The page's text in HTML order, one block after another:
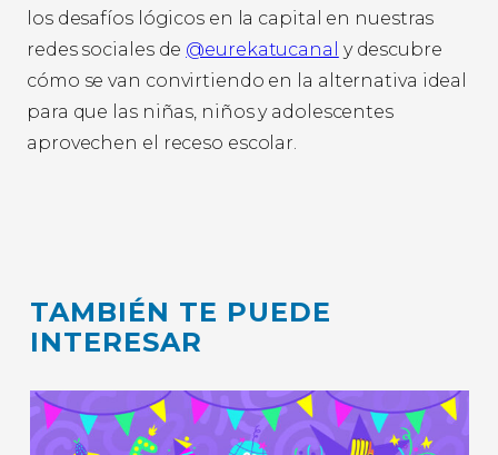
los desafíos lógicos en la capital en nuestras
redes sociales de @eurekatucanal y descubre
cómo se van convirtiendo en la alternativa ideal
para que las niñas, niños y adolescentes
aprovechen el receso escolar.
TAMBIÉN TE PUEDE
INTERESAR